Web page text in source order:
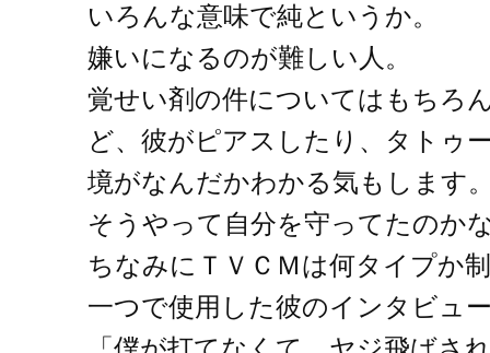
いろんな意味で純というか。
嫌いになるのが難しい人。
覚せい剤の件についてはもちろ
ど、彼がピアスしたり、タトゥ
境がなんだかわかる気もします
そうやって自分を守ってたのか
ちなみにＴＶＣＭは何タイプか
一つで使用した彼のインタビュ